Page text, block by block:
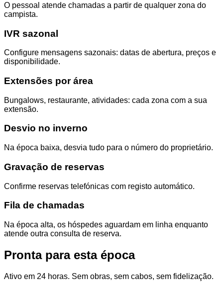
O pessoal atende chamadas a partir de qualquer zona do
campista.
IVR sazonal
Configure mensagens sazonais: datas de abertura, preços e
disponibilidade.
Extensões por área
Bungalows, restaurante, atividades: cada zona com a sua
extensão.
Desvio no inverno
Na época baixa, desvia tudo para o número do proprietário.
Gravação de reservas
Confirme reservas telefónicas com registo automático.
Fila de chamadas
Na época alta, os hóspedes aguardam em linha enquanto
atende outra consulta de reserva.
Pronta para esta época
Ativo em 24 horas. Sem obras, sem cabos, sem fidelização.